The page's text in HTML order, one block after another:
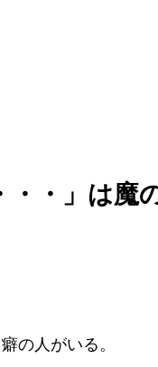
・・」は魔
の人がいる。